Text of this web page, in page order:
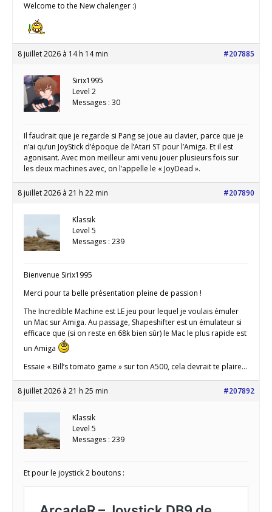
Welcome to the New chalenger :)
8 juillet 2026 à 14 h 14 min #207885
Sirix1995
Level 2
Messages : 30
Il faudrait que je regarde si Pang se joue au clavier, parce que je
n’ai qu’un JoyStick d’époque de l’Atari ST pour l’Amiga. Et il est
agonisant. Avec mon meilleur ami venu jouer plusieurs fois sur
les deux machines avec, on l’appelle le « JoyDead ».
8 juillet 2026 à 21 h 22 min #207890
Klassik
Level 5
Messages : 239
Bienvenue Sirix1995
Merci pour ta belle présentation pleine de passion !
The Incredible Machine est LE jeu pour lequel je voulais émuler
un Mac sur Amiga. Au passage, Shapeshifter est un émulateur si
efficace que (si on reste en 68k bien sûr) le Mac le plus rapide est
un Amiga
Essaie « Bill’s tomato game » sur ton A500, cela devrait te plaire…
8 juillet 2026 à 21 h 25 min #207892
Klassik
Level 5
Messages : 239
Et pour le joystick 2 boutons :